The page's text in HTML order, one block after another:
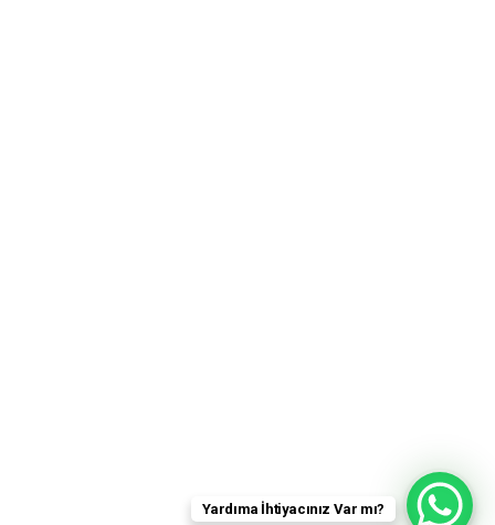
Yardıma İhtiyacınız Var mı?